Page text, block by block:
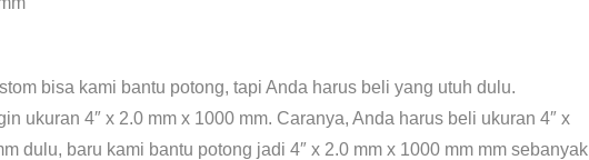
bisa kami bantu potong, tapi Anda harus beli yang utuh dulu.
ukuran 4″ x 2.0 mm x 1000 mm. Caranya, Anda harus beli ukuran 4″ x
dulu, baru kami bantu potong jadi 4″ x 2.0 mm x 1000 mm mm sebanyak